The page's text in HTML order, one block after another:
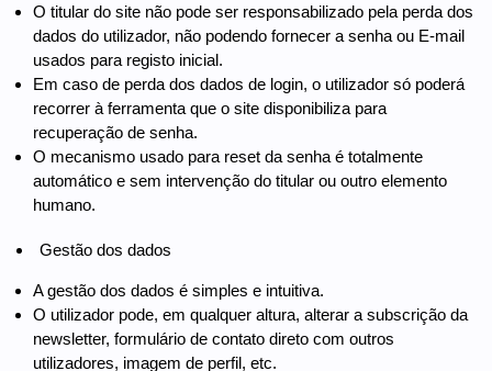
O titular do site não pode ser responsabilizado pela perda dos
dados do utilizador, não podendo fornecer a senha ou E-mail
usados para registo inicial.
Em caso de perda dos dados de login, o utilizador só poderá
recorrer à ferramenta que o site disponibiliza para
recuperação de senha.
O mecanismo usado para reset da senha é totalmente
automático e sem intervenção do titular ou outro elemento
humano.
Gestão dos dados
A gestão dos dados é simples e intuitiva.
O utilizador pode, em qualquer altura, alterar a subscrição da
newsletter, formulário de contato direto com outros
utilizadores, imagem de perfil, etc.